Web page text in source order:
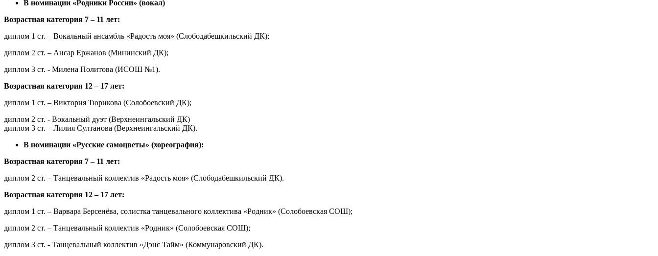
В номинации «Родники России» (вокал)
Возрастная категория 7 – 11 лет:
диплом 1 ст. – Вокальный ансамбль «Радость моя» (Слободабешкильский ДК);
диплом 2 ст. – Ансар Ержанов (Мининский ДК);
диплом 3 ст. - Милена Политова (ИСОШ №1).
Возрастная категория 12 – 17 лет:
диплом 1 ст. – Виктория Тюрикова (Солобоевский ДК);
диплом 2 ст. - Вокальный дуэт (Верхнеингальский ДК)
диплом 3 ст. – Лилия Султанова (Верхнеингальский ДК).
В номинации «Русские самоцветы» (хореография):
Возрастная категория 7 – 11 лет:
диплом 2 ст. – Танцевальный коллектив «Радость моя» (Слободабешкильский ДК).
Возрастная категория 12 – 17 лет:
диплом 1 ст. – Варвара Берсенёва, солистка танцевального коллектива «Родник» (Солобоевская СОШ);
диплом 2 ст. – Танцевальный коллектив «Родник» (Солобоевская СОШ);
диплом 3 ст. - Танцевальный коллектив «Дэнс Тайм» (Коммунаровский ДК).